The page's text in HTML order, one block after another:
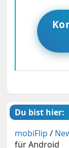
Du bist hier:
mobiFlip /
für Android